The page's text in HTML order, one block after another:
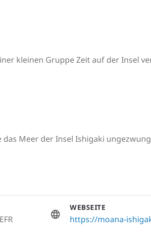
kleinen Gruppe Zeit auf der Insel
Meer der Insel Ishigaki
WEBSEITE
https://moana-